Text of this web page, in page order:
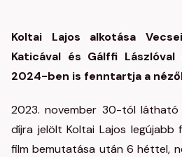
Koltai Lajos alkotása
Katicával és Gálffi
2024-ben is fenntartja a
2023. november 30-tól
díjra jelölt Koltai Lajos legújabb
film bemutatása után 6 héttel,